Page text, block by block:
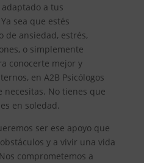
a tus
sea que estés
de ansiedad, estrés,
o simplemente
conocerte mejor y
en A2B Psicólogos
necesitas. No tienes que
en soledad.
ser ese apoyo que
y a vivir una vida
comprometemos a